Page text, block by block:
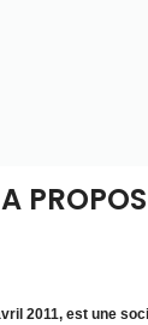
A
2011, est une